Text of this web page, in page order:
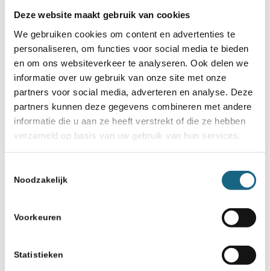
Deze website maakt gebruik van cookies
We gebruiken cookies om content en advertenties te
personaliseren, om functies voor social media te bieden
en om ons websiteverkeer te analyseren. Ook delen we
informatie over uw gebruik van onze site met onze
partners voor social media, adverteren en analyse. Deze
partners kunnen deze gegevens combineren met andere
informatie die u aan ze heeft verstrekt of die ze hebben
verzameld op basis van uw gebruik van hun services.
Noodzakelijk
Voorkeuren
Statistieken